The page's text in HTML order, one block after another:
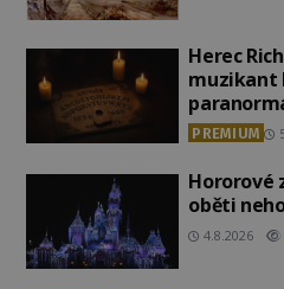
Herec
muzikant
PREMIUM
Hororové
oběti
4.8.2026